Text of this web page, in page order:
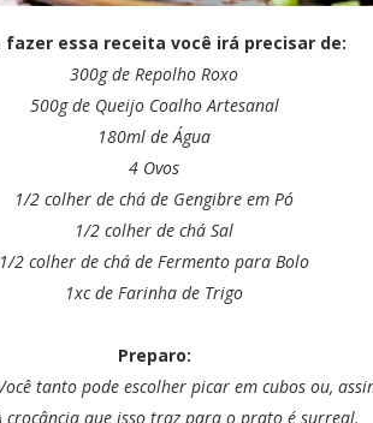
fazer essa receita você irá precisar de:
300g de Repolho Roxo
500g de Queijo Coalho Artesanal
180ml de Água
4 Ovos
1/2 colher de chá de Gengibre em Pó
1/2 colher de chá Sal
1/2 colher de chá de Fermento para Bolo
1xc de Farinha de Trigo
Preparo:
tanto pode escolher picar em cubos ou,
crocância que isso traz para o prato é surreal.